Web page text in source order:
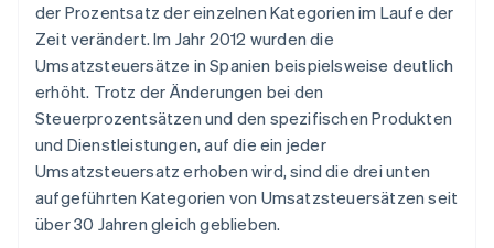
der Prozentsatz der einzelnen Kategorien im Laufe der
Zeit verändert. Im Jahr 2012 wurden die
Umsatzsteuersätze in Spanien beispielsweise deutlich
erhöht. Trotz der Änderungen bei den
Steuerprozentsätzen und den spezifischen Produkten
und Dienstleistungen, auf die ein jeder
Umsatzsteuersatz erhoben wird, sind die drei unten
aufgeführten Kategorien von Umsatzsteuersätzen seit
über 30 Jahren gleich geblieben.